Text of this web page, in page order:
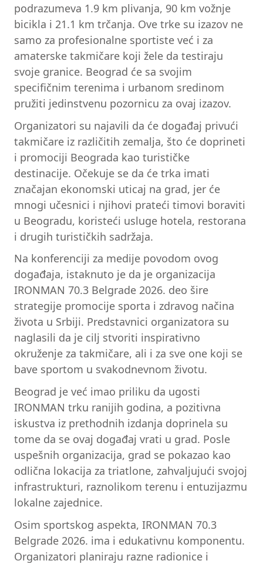
podrazumeva 1.9 km plivanja, 90 km vožnje
bicikla i 21.1 km trčanja. Ove trke su izazov ne
samo za profesionalne sportiste već i za
amaterske takmičare koji žele da testiraju
svoje granice. Beograd će sa svojim
specifičnim terenima i urbanom sredinom
pružiti jedinstvenu pozornicu za ovaj izazov.
Organizatori su najavili da će događaj privući
takmičare iz različitih zemalja, što će doprineti
i promociji Beograda kao turističke
destinacije. Očekuje se da će trka imati
značajan ekonomski uticaj na grad, jer će
mnogi učesnici i njihovi prateći timovi boraviti
u Beogradu, koristeći usluge hotela, restorana
i drugih turističkih sadržaja.
Na konferenciji za medije povodom ovog
događaja, istaknuto je da je organizacija
IRONMAN 70.3 Belgrade 2026. deo šire
strategije promocije sporta i zdravog načina
života u Srbiji. Predstavnici organizatora su
naglasili da je cilj stvoriti inspirativno
okruženje za takmičare, ali i za sve one koji se
bave sportom u svakodnevnom životu.
Beograd je već imao priliku da ugosti
IRONMAN trku ranijih godina, a pozitivna
iskustva iz prethodnih izdanja doprinela su
tome da se ovaj događaj vrati u grad. Posle
uspešnih organizacija, grad se pokazao kao
odlična lokacija za triatlone, zahvaljujući svojoj
infrastrukturi, raznolikom terenu i entuzijazmu
lokalne zajednice.
Osim sportskog aspekta, IRONMAN 70.3
Belgrade 2026. ima i edukativnu komponentu.
Organizatori planiraju razne radionice i